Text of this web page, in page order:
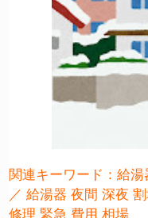
関連キーワード：給
／ 給湯器 夜間 深夜
修理 緊急 費用 相場